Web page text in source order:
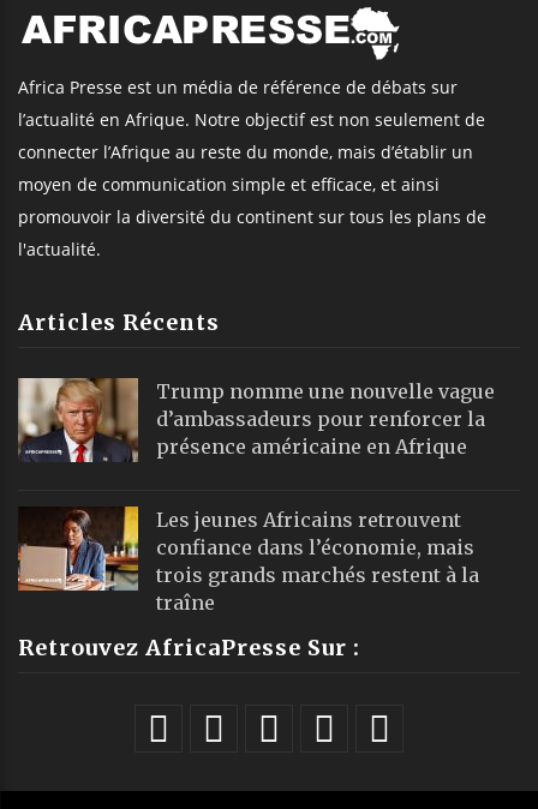
Africa Presse est un média de référence de débats sur
l’actualité en Afrique. Notre objectif est non seulement de
connecter l’Afrique au reste du monde, mais d’établir un
moyen de communication simple et efficace, et ainsi
promouvoir la diversité du continent sur tous les plans de
l'actualité.
Articles Récents
Trump nomme une nouvelle vague
d’ambassadeurs pour renforcer la
présence américaine en Afrique
Les jeunes Africains retrouvent
confiance dans l’économie, mais
trois grands marchés restent à la
traîne
Retrouvez AfricaPresse Sur :